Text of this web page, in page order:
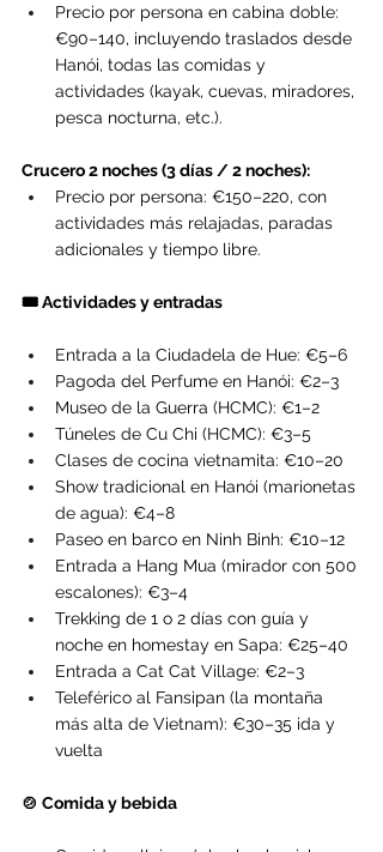
Precio por persona en cabina doble:
€90–140, incluyendo traslados desde
Hanói, todas las comidas y
actividades (kayak, cuevas, miradores,
pesca nocturna, etc.).
Crucero 2 noches (3 días / 2 noches):
Precio por persona: €150–220, con
actividades más relajadas, paradas
adicionales y tiempo libre.
🎟️ Actividades y entradas
Entrada a la Ciudadela de Hue: €5–6
Pagoda del Perfume en Hanói: €2–3
Museo de la Guerra (HCMC): €1–2
Túneles de Cu Chi (HCMC): €3–5
Clases de cocina vietnamita: €10–20
Show tradicional en Hanói (marionetas
de agua): €4–8
Paseo en barco en Ninh Binh: €10–12
Entrada a Hang Mua (mirador con 500
escalones): €3–4
Trekking de 1 o 2 días con guía y
noche en homestay en Sapa: €25–40
Entrada a Cat Cat Village: €2–3
Teleférico al Fansipan (la montaña
más alta de Vietnam): €30–35 ida y
vuelta
🍲 Comida y bebida